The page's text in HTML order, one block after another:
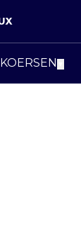
KOERSEN